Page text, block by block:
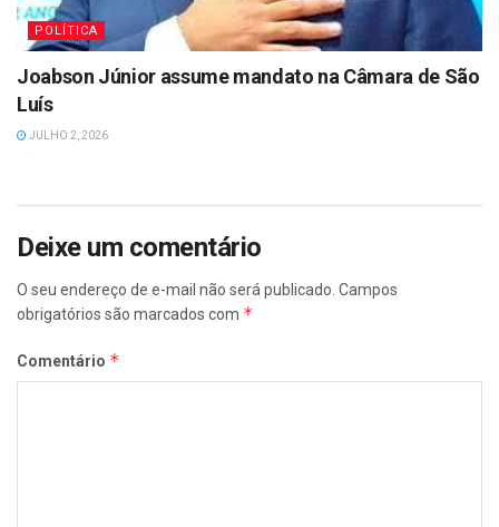
POLÍTICA
Joabson Júnior assume mandato na Câmara de São
Luís
JULHO 2, 2026
Deixe um comentário
O seu endereço de e-mail não será publicado. Campos
obrigatórios são marcados com *
Comentário *